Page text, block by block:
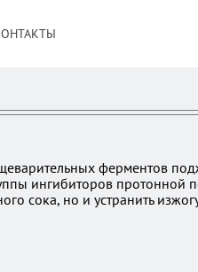
ферментов
ингибиторов протонной
сока, но и устранить